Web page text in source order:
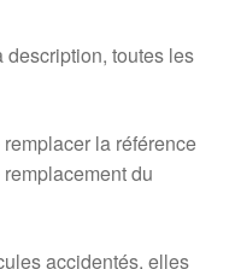
toutes les
la référence
du
accidentés, elles